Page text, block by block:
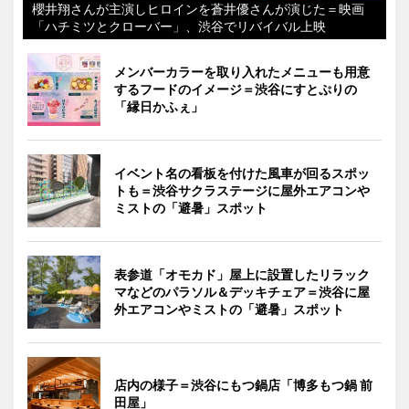
櫻井翔さんが主演しヒロインを蒼井優さんが演じた＝映画
「ハチミツとクローバー」、渋谷でリバイバル上映
メンバーカラーを取り入れたメニューも用意
するフードのイメージ＝渋谷にすとぷりの
「縁日かふぇ」
イベント名の看板を付けた風車が回るスポッ
トも＝渋谷サクラステージに屋外エアコンや
ミストの「避暑」スポット
表参道「オモカド」屋上に設置したリラック
マなどのパラソル＆デッキチェア＝渋谷に屋
外エアコンやミストの「避暑」スポット
店内の様子＝渋谷にもつ鍋店「博多もつ鍋 前
田屋」